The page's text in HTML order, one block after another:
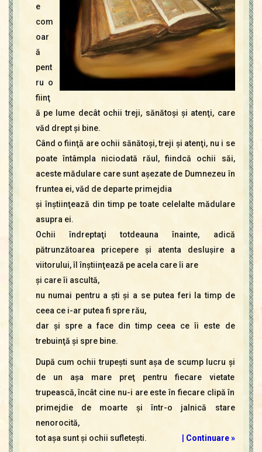
e
com
oar
ă
pent
ru o
fiinţ
ă pe lume decât ochii treji, sănătoşi şi atenţi, care
văd drept şi bine.
Când o fiinţă are ochii sănătoşi, treji şi atenţi, nu i se
poate întâmpla niciodată răul, fiindcă ochii săi,
aceste mădulare care sunt aşezate de Dumnezeu în
fruntea ei, văd de departe primejdia
şi înştiinţează din timp pe toate celelalte mădulare
asupra ei.
Ochii îndreptaţi totdeauna înainte, adică
pătrunzătoarea pricepere şi atenta desluşire a
viitorului, îl înştiinţează pe acela care îi are
şi care îi ascultă,
nu numai pentru a şti şi a se putea feri la timp de
ceea ce i-ar putea fi spre rău,
dar şi spre a face din timp ceea ce îi este de
trebuinţă şi spre bine.
După cum ochii trupeşti sunt aşa de scump lucru şi
de un aşa mare preţ pentru fiecare vietate
trupească, încât cine nu-i are este în fiecare clipă în
primejdie de moarte şi într-o jalnică stare
nenorocită,
tot aşa sunt şi ochii sufleteşti.
| Continuare »